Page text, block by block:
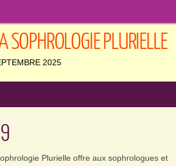
SOPHROLOGIE PLURIELLE
2025
Plurielle offre aux sophrologues et